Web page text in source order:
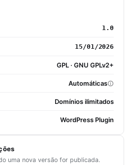
1.0
15/01/2026
GPL · GNU GPLv2+
Automáticas
Domínios ilimitados
WordPress Plugin
uma nova versão for publicada.